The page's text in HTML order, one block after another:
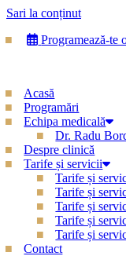
Sari la conținut
Programează-te
Acasă
Programări
Echipa medicală
Dr. Radu
Despre clinică
Tarife și servicii
Tarife și
Tarife și
Tarife și
Tarife și
Tarife și
Contact